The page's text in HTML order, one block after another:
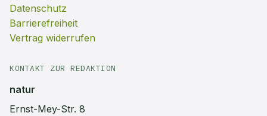
Datenschutz
Barrierefreiheit
Vertrag widerrufen
KONTAKT ZUR REDAKTION
natur
Ernst-Mey-Str. 8